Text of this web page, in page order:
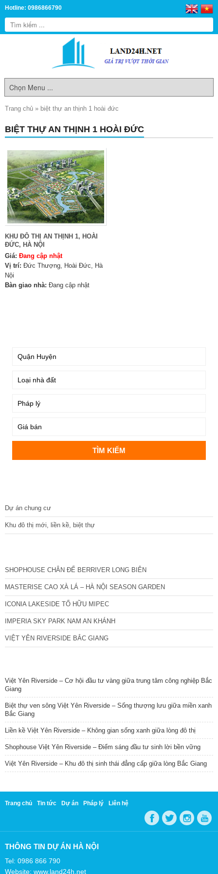
Hotline: 0986866790
Trang chủ » biệt thự an thịnh 1 hoài đức
BIỆT THỰ AN THỊNH 1 HOÀI ĐỨC
KHU ĐÔ THỊ AN THỊNH 1, HOÀI
ĐỨC, HÀ NỘI
Giá: Đang cập nhật
Vị trí: Đức Thượng, Hoài Đức, Hà
Nội
Bàn giao nhà: Đang cập nhật
Dự án chung cư
Khu đô thị mới, liền kề, biệt thự
SHOPHOUSE CHÂN ĐẾ BERRIVER LONG BIÊN
MASTERISE CAO XÀ LÁ – HÀ NỘI SEASON GARDEN
ICONIA LAKESIDE TỐ HỮU MIPEC
IMPERIA SKY PARK NAM AN KHÁNH
VIỆT YÊN RIVERSIDE BẮC GIANG
Việt Yên Riverside – Cơ hội đầu tư vàng giữa trung tâm công nghiệp Bắc
Giang
Biệt thự ven sông Việt Yên Riverside – Sống thượng lưu giữa miền xanh
Bắc Giang
Liền kề Việt Yên Riverside – Không gian sống xanh giữa lòng đô thị
Shophouse Việt Yên Riverside – Điểm sáng đầu tư sinh lời bền vững
Việt Yên Riverside – Khu đô thị sinh thái đẳng cấp giữa lòng Bắc Giang
Trang chủ Tin tức Dự án Pháp lý Liên hệ
THÔNG TIN DỰ ÁN HÀ NỘI
Tel: 0986 866 790
Website: www.land24h.net